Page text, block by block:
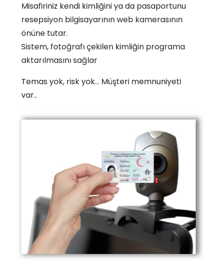
Misafiriniz kendi kimliğini ya da pasaportunu
resepsiyon bilgisayarının web kamerasının
önüne tutar.
Sistem, fotoğrafı çekilen kimliğin programa
aktarılmasını sağlar
Temas yok, risk yok… Müşteri memnuniyeti
var..